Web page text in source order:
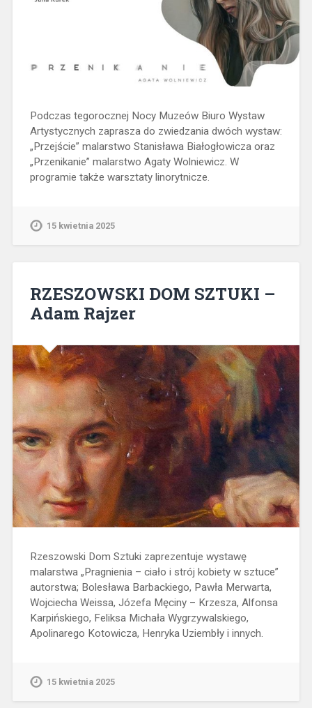
Podczas tegorocznej Nocy Muzeów Biuro Wystaw
Artystycznych zaprasza do zwiedzania dwóch wystaw:
„Przejście” malarstwo Stanisława Białogłowicza oraz
„Przenikanie” malarstwo Agaty Wolniewicz. W
programie także warsztaty linorytnicze.
15 kwietnia 2025
RZESZOWSKI DOM SZTUKI –
Adam Rajzer
Rzeszowski Dom Sztuki zaprezentuje wystawę
malarstwa „Pragnienia – ciało i strój kobiety w sztuce”
autorstwa; Bolesława Barbackiego, Pawła Merwarta,
Wojciecha Weissa, Józefa Męciny – Krzesza, Alfonsa
Karpińskiego, Feliksa Michała Wygrzywalskiego,
Apolinarego Kotowicza, Henryka Uziembły i innych.
15 kwietnia 2025